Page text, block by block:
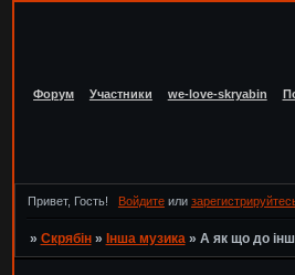
Форум Участники we-love-skryabin
Привет, Гость! Войдитеили
» Скрябін » Інша музика » А як що до